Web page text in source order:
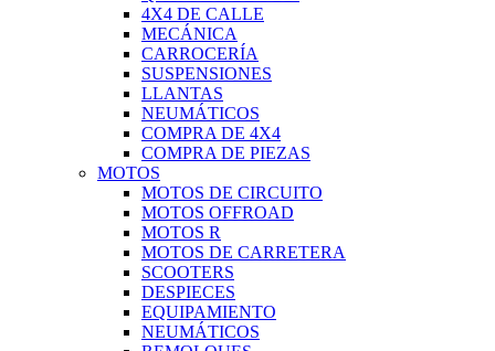
4X4 DE CALLE
MECÁNICA
CARROCERÍA
SUSPENSIONES
LLANTAS
NEUMÁTICOS
COMPRA DE 4X4
COMPRA DE PIEZAS
MOTOS
MOTOS DE CIRCUITO
MOTOS OFFROAD
MOTOS R
MOTOS DE CARRETERA
SCOOTERS
DESPIECES
EQUIPAMIENTO
NEUMÁTICOS